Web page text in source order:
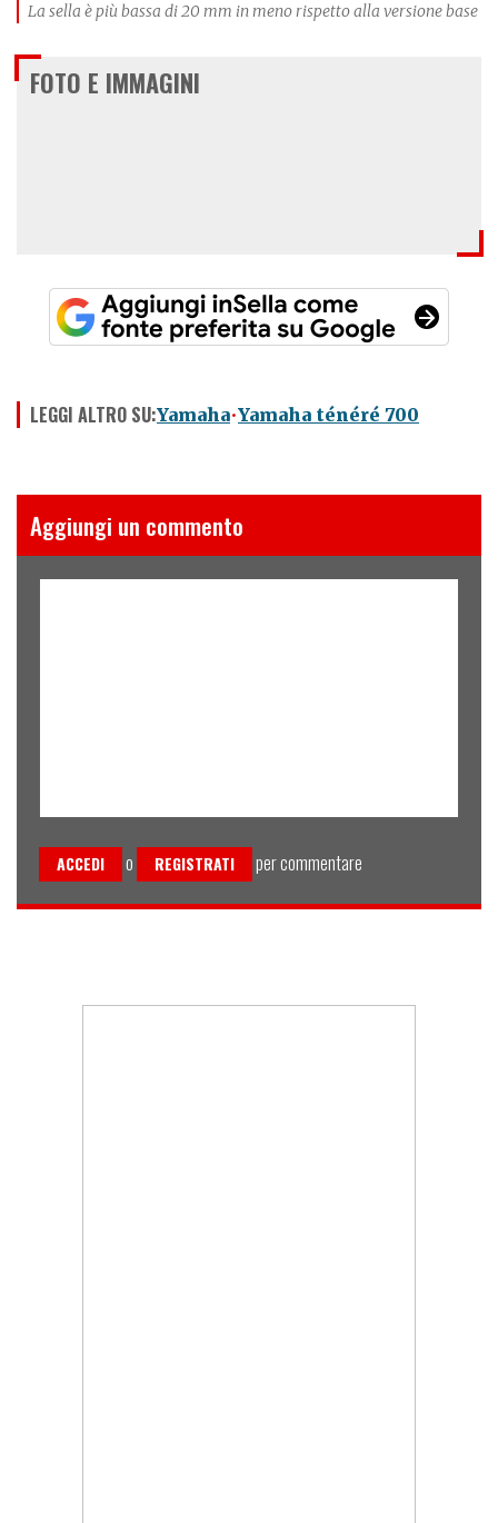
La sella è più bassa di 20 mm in meno rispetto alla versione base
FOTO E IMMAGINI
LEGGI ALTRO SU:Yamaha Yamaha ténéré 700
Aggiungi un commento
ACCEDI o REGISTRATI per commentare